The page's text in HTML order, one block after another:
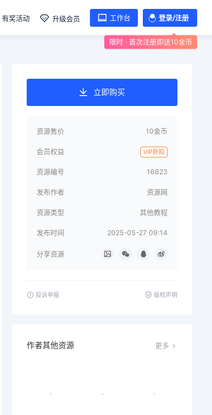
有奖活动 升级会员 工作台 登录/注册
限时 · 首次注册即送10金币
立即购买
资源售价 10金币
会员权益 VIP折扣
资源编号 16823
发布作者 资源网
资源类型 其他教程
发布时间 2025-05-27 09:14
分享资源
投诉举报 版权声明
作者其他资源 更多